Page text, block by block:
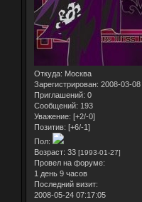
Откуда: Москва
Зарегистрирован: 2008-03-08
Приглашений: 0
Сообщений: 193
Уважение: [+2/-0]
Позитив: [+6/-1]
Пол:
Возраст: 33 [1993-01-27]
Провел на форуме:
1 день 9 часов
Последний визит:
2008-05-24 07:17:05